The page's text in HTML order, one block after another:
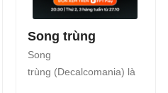
Song trùng
Song
trùng (Decalcomania) là